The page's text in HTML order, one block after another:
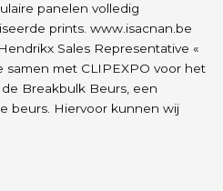
panelen volledig
prints. www.isacnan.be
Sales Representative «
samen met CLIPEXPO voor het
Breakbulk Beurs, een
beurs. Hiervoor kunnen wij